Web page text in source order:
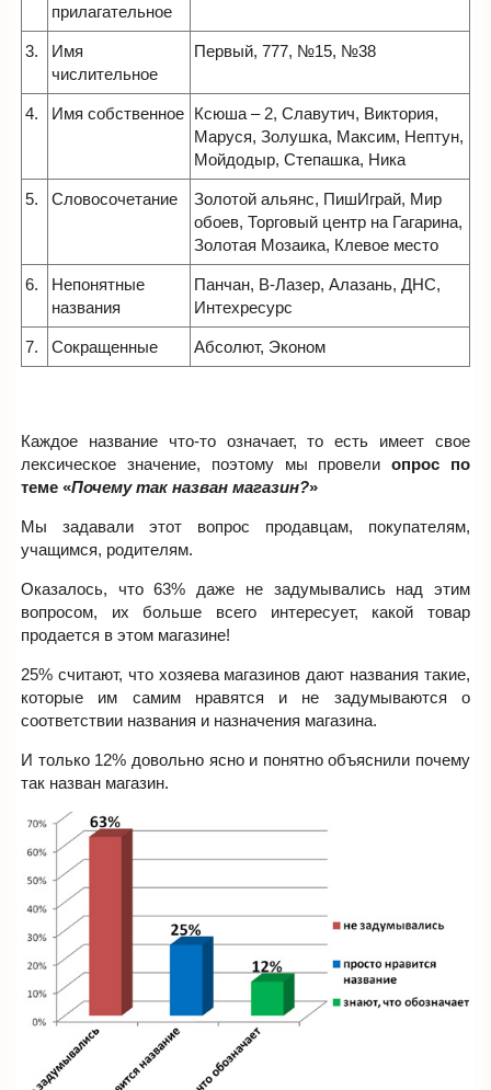
прилагательное
3.
Имя
числительное
Первый, 777, №15, №38
4. Имя собственное Ксюша – 2, Славутич, Виктория,
Маруся, Золушка, Максим, Нептун,
Мойдодыр, Степашка, Ника
5. Словосочетание
Золотой альянс, ПишИграй, Мир
обоев, Торговый центр на Гагарина,
Золотая Мозаика, Клевое место
6.
Непонятные
названия
Панчан, В-Лазер, Алазань, ДНС,
Интехресурс
7. Сокращенные Абсолют, Эконом
Каждое название что-то означает, то есть имеет свое
лексическое значение, поэтому мы провелиопрос по
теме «Почему так назван магазин?»
Мы задавали этот вопрос продавцам, покупателям,
учащимся, родителям.
Оказалось, что 63% даже не задумывались над этим
вопросом, их больше всего интересует, какой товар
продается в этом магазине!
25% считают, что хозяева магазинов дают названия такие,
которые им самим нравятся и не задумываются о
соответствии названия и назначения магазина.
И только 12% довольно ясно и понятно объяснили почему
так назван магазин.